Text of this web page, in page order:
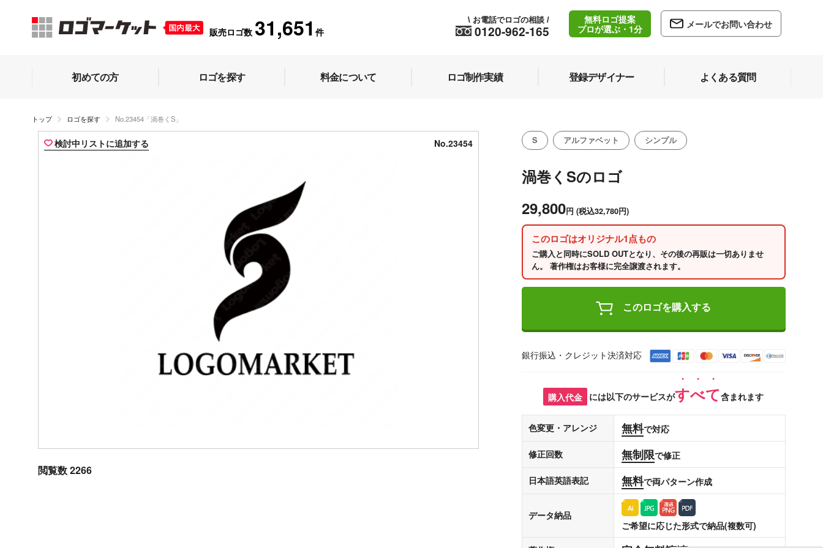
販売ロゴ数 31,651 件 0120-962-165
\ お電話でロゴの相談 /
無料ロゴ提案
プロが選ぶ・1分
メールでお問い合わせ
初めての方 ロゴを探す 料金について ロゴ制作実績 登録デザイナー よくある質問
トップ ロゴを探す No.23454「渦巻くS」
検討中リストに追加する No.23454
閲覧数 2266
S アルファベット シンプル
渦巻くSのロゴ
29,800円 (税込32,780円)
このロゴはオリジナル1点もの
ご購入と同時にSOLD OUTとなり、その後の再販は一切ありませ
ん。 著作権はお客様に完全譲渡されます。
このロゴを購入する
銀行振込・クレジット決済対応
購入代金 には以下のサービスがすべて含まれます
色変更・アレンジ 無料で対応
修正回数 無制限で修正
日本語英語表記 無料で両パターン作成
データ納品
ご希望に応じた形式で納品(複数可)